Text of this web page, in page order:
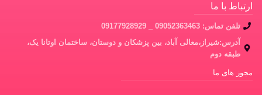
ارتباط با ما
تلفن تماس: 09052363463 _ 09177928929
آدرس:شیراز،معالی آباد، بین پزشکان و دوستان، ساختمان اوتانا یک،
طبقه دوم
مجوز های ما